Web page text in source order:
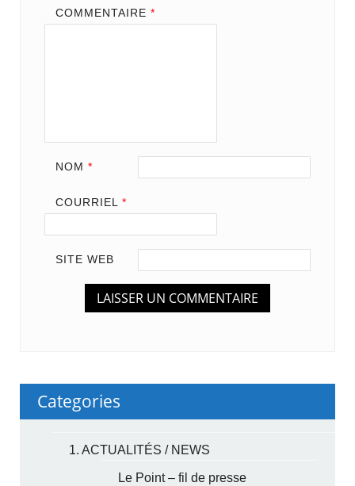
COMMENTAIRE *
NOM *
COURRIEL *
SITE WEB
Categories
1. ACTUALITÉS / NEWS
Le Point – fil de presse